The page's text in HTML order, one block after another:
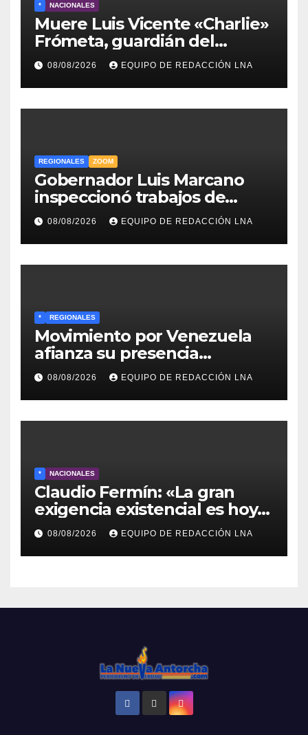
* NACIONALES
Muere Luis Vicente «Charlie»
Frómeta, guardián del
legado musical de la Billo’s
Caracas Boys
08/08/2026 EQUIPO DE REDACCIÓN LNA
REGIONALES ZOOM
Gobernador Luis Marcano
inspeccionó trabajos de
rehabilitación en al Av.
Intercomunal
08/08/2026 EQUIPO DE REDACCIÓN LNA
* REGIONALES
Movimiento por Venezuela
afianza su presencia
comunitaria en La Ponderosa
y otras comunidades de
Anzoátegui
08/08/2026 EQUIPO DE REDACCIÓN LNA
* NACIONALES
Claudio Fermín: «La gran
exigencia existencial es hoy
la defensa de la soberanía»
08/08/2026 EQUIPO DE REDACCIÓN LNA